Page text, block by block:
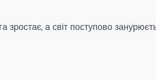
а світ поступово